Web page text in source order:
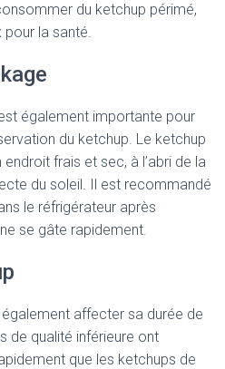
du ketchup périmé,
pour la santé.
également importante pour
du ketchup. Le ketchup
frais et sec, à l’abri de la
du soleil. Il est recommandé
le réfrigérateur après
ne se gâte rapidement.
affecter sa durée de
de qualité inférieure ont
que les ketchups de